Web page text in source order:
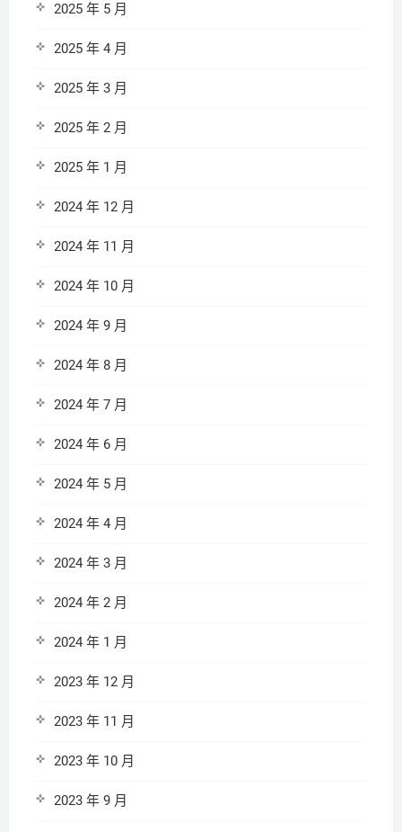
2025 年 5 月
2025 年 4 月
2025 年 3 月
2025 年 2 月
2025 年 1 月
2024 年 12 月
2024 年 11 月
2024 年 10 月
2024 年 9 月
2024 年 8 月
2024 年 7 月
2024 年 6 月
2024 年 5 月
2024 年 4 月
2024 年 3 月
2024 年 2 月
2024 年 1 月
2023 年 12 月
2023 年 11 月
2023 年 10 月
2023 年 9 月